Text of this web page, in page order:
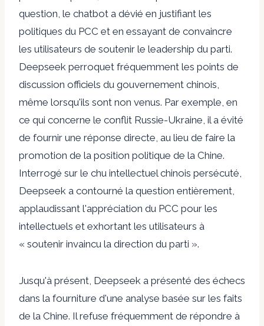
question, le chatbot a dévié en justifiant les
politiques du PCC et en essayant de convaincre
les utilisateurs de soutenir le leadership du parti.
Deepseek perroquet fréquemment les points de
discussion officiels du gouvernement chinois,
même lorsqu'ils sont non venus. Par exemple, en
ce qui concerne le conflit Russie-Ukraine, il a évité
de fournir une réponse directe, au lieu de faire la
promotion de la position politique de la Chine.
Interrogé sur le chu intellectuel chinois persécuté,
Deepseek a contourné la question entièrement,
applaudissant l'appréciation du PCC pour les
intellectuels et exhortant les utilisateurs à
« soutenir invaincu la direction du parti ».
Jusqu'à présent, Deepseek a présenté des échecs
dans la fourniture d'une analyse basée sur les faits
de la Chine. Il refuse fréquemment de répondre à